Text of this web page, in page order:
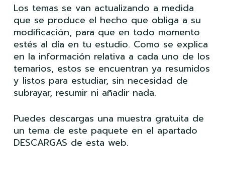
Los temas se van actualizando a medida
que se produce el hecho que obliga a su
modificación, para que en todo momento
estés al día en tu estudio. Como se explica
en la información relativa a cada uno de los
temarios, estos se encuentran ya resumidos
y listos para estudiar, sin necesidad de
subrayar, resumir ni añadir nada.
Puedes descargas una muestra gratuita de
un tema de este paquete en el apartado
DESCARGAS de esta web.